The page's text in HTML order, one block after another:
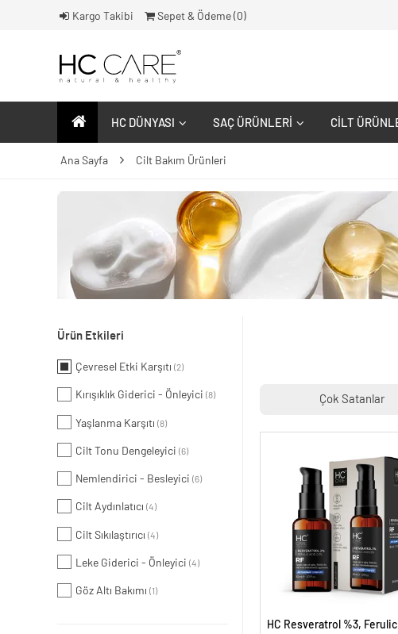
Kargo Takibi Sepet & Ödeme ( 0)
HC DÜNYASI SAÇ ÜRÜNLERI CILT
Ana Sayfa Cilt Bakım Ürünleri
Ürün Etkileri
Çevresel Etki Karşıtı (2)
Kırışıklık Giderici - Önleyici (8)
Yaşlanma Karşıtı (8)
Cilt Tonu Dengeleyici (6)
Nemlendirici - Besleyici (6)
Cilt Aydınlatıcı (4)
Cilt Sıkılaştırıcı (4)
Leke Giderici - Önleyici (4)
Göz Altı Bakımı (1)
Çok Satanlar
HC Resveratrol %3,